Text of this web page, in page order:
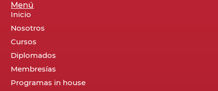
Menú
Inicio
Nosotros
Cursos
Diplomados
Membresías
Programas in house